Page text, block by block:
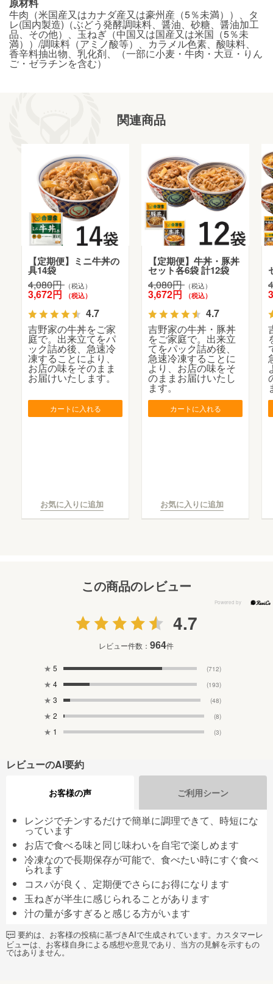
牛肉（米国産又はカナダ産又は豪州産（5％未満））、タ
レ(国内製造)（ぶどう発酵調味料、醤油、砂糖、醤油加工
品、その他）、玉ねぎ（中国又は国産又は米国（5％未
満））/調味料（アミノ酸等）、カラメル色素、酸味料、
香辛料抽出物、乳化剤、（一部に小麦・牛肉・大豆・りん
ご・ゼラチンを含む）
関連商品
【定期便】ミニ牛丼の
具14袋
4,080円 （税込）
3,672円 （税込）
4.7
吉野家の牛丼をご家
庭で。出来立てをパ
ック詰め後、急速冷
凍することにより、
お店の味をそのまま
お届けいたします。
カートに入れる
お気に入りに追加
【定期便】牛丼・豚丼
セット各6袋 計12袋
4,080円 （税込）
3,672円 （税込）
4.7
吉野家の牛丼・豚丼
をご家庭で。出来立
てをパック詰め後、
急速冷凍することに
より、お店の味をそ
のままお届けいたし
ます。
カートに入れる
お気に入りに追加
この商品のレビュー
4.7
レビュー件数：964件
★ 5 (712)
★ 4 (193)
★ 3 (48)
★ 2 (8)
★ 1 (3)
レビューのAI要約
お客様の声 ご利用シーン
レンジでチンするだけで簡単に調理できて、時短にな
っています
お店で食べる味と同じ味わいを自宅で楽しめます
冷凍なので長期保存が可能で、食べたい時にすぐ食べ
られます
コスパが良く、定期便でさらにお得になります
玉ねぎが半生に感じられることがあります
汁の量が多すぎると感じる方がいます
要約は、お客様の投稿に基づきAIで生成されています。カスタマーレ
ビューは、お客様自身による感想や意見であり、当方の見解を示すもの
ではありません。